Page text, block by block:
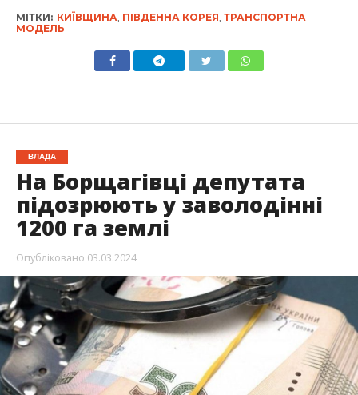
МІТКИ: КИЇВЩИНА, ПІВДЕННА КОРЕЯ, ТРАНСПОРТНА
МОДЕЛЬ
ВЛАДА
На Борщагівці депутата
підозрюють у заволодінні
1200 га землі
Опубліковано 03.03.2024